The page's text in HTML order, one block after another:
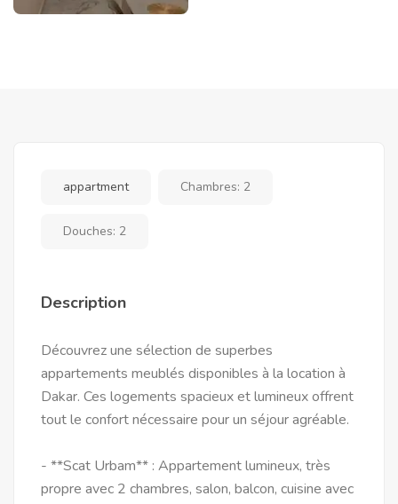
appartment Chambres: 2
Douches: 2
Description
Découvrez une sélection de superbes
appartements meublés disponibles à la location à
Dakar. Ces logements spacieux et lumineux offrent
tout le confort nécessaire pour un séjour agréable.
- **Scat Urbam** : Appartement lumineux, très
propre avec 2 chambres, salon, balcon, cuisine avec